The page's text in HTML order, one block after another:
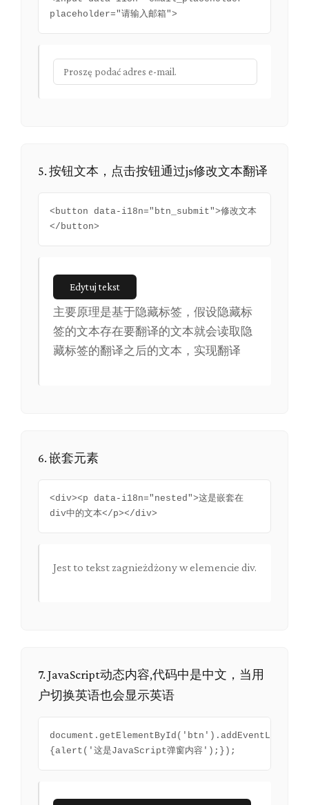
placeholder="请输入邮箱">
5. 按钮文本，点击按钮通过js修改文本翻译
<button data-i18n="btn_submit">修改文本
</button>
Edytuj tekst
主要原理是基于隐藏标签，假设隐藏标
签的文本存在要翻译的文本就会读取隐
藏标签的翻译之后的文本，实现翻译
6. 嵌套元素
<div><p data-i18n="nested">这是嵌套在
div中的文本</p></div>
Jest to tekst zagnieżdżony w elemencie div.
7. JavaScript动态内容,代码中是中文，当用
户切换英语也会显示英语
{alert('这是JavaScript弹窗内容');});